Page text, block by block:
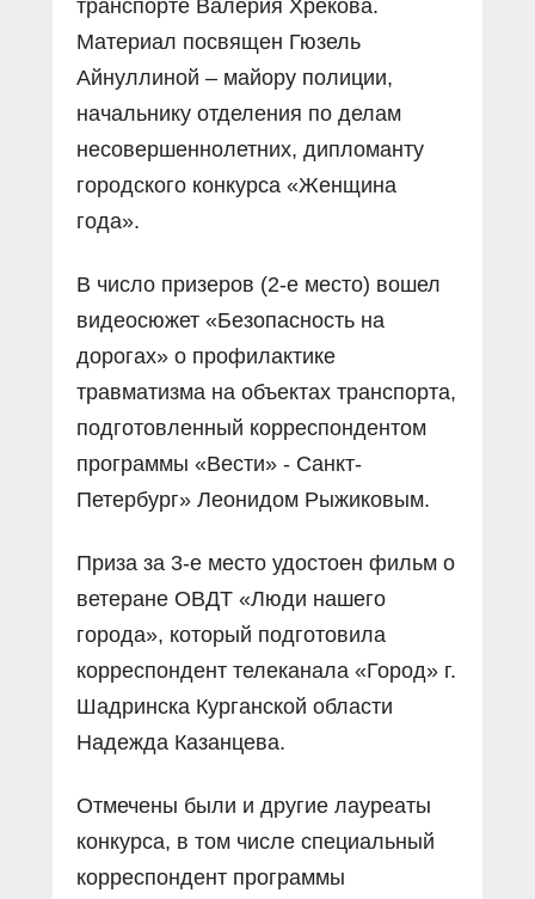
транспорте Валерия Хрекова.
Материал посвящен Гюзель
Айнуллиной – майору полиции,
начальнику отделения по делам
несовершеннолетних, дипломанту
городского конкурса «Женщина
года».
В число призеров (2-е место) вошел
видеосюжет «Безопасность на
дорогах» о профилактике
травматизма на объектах транспорта,
подготовленный корреспондентом
программы «Вести» - Санкт-
Петербург» Леонидом Рыжиковым.
Приза за 3-е место удостоен фильм о
ветеране ОВДТ «Люди нашего
города», который подготовила
корреспондент телеканала «Город» г.
Шадринска Курганской области
Надежда Казанцева.
Отмечены были и другие лауреаты
конкурса, в том числе специальный
корреспондент программы